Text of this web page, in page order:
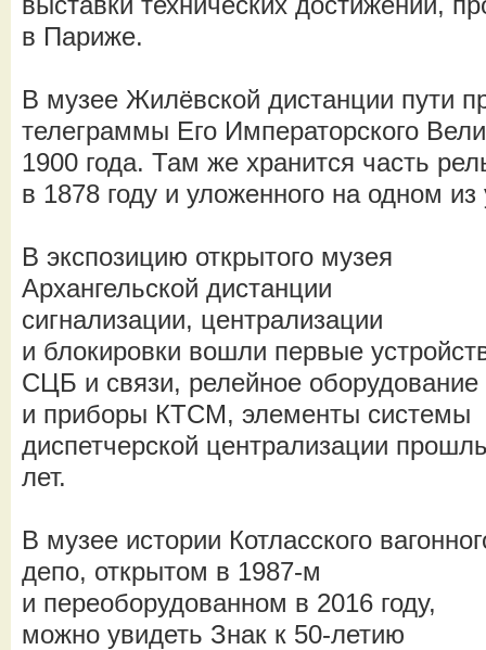
в Париже.
В музее Жилёвской дистанции пути
телеграммы Его Императорского
1900 года. Там же хранится часть
в 1878 году и уложенного на одном из
В экспозицию открытого музея
Архангельской дистанции
сигнализации, централизации
и блокировки вошли первые
СЦБ и связи, релейное оборудование
и приборы КТСМ, элементы системы
диспетчерской централизации
лет.
В музее истории Котласского
депо, открытом в 1987-м
и переоборудованном в 2016 году,
можно увидеть Знак к 50-летию